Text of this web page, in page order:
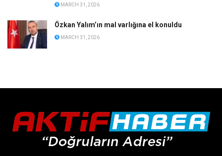
MARCH 31, 2026
Özkan Yalım’ın mal varlığına el konuldu
MARCH 31, 2026